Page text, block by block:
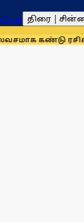
திரை |
ரசிக்கலாம்!